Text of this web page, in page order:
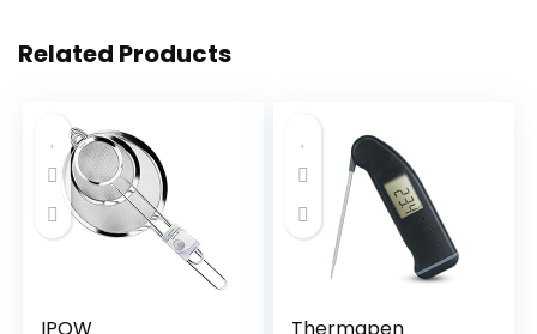
Related Products